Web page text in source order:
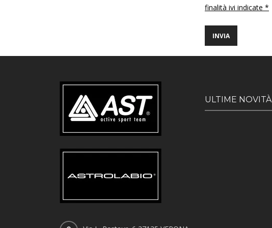
finalità ivi indicate *
ULTIME NOVITÀ